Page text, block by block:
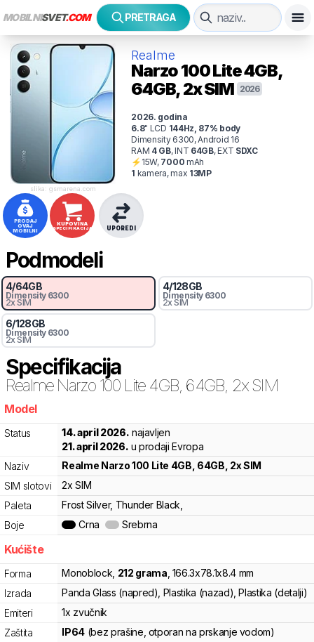
MOBILNISVET.COM PRETRAGA
slika: gsmarena.com
Realme
Narzo 100 Lite4GB,
64GB, 2x SIM
2026
2026. godina
6.8" LCD 144Hz 87% body
Dimensity 6300, Android 16
RAM 4GB,INT 64GB,EXT SDXC
⚡ 15W, 7000 mAh
1 kamera, max 13MP
PRODAJ
OVAJ
MOBILNI
KUPOVINA
SPECIFIKACIJA UPOREDI
Podmodeli
4/64GB
Dimensity 6300
2x SIM
4/128GB
Dimensity 6300
2x SIM
6/128GB
Dimensity 6300
2x SIM
Specifikacija
Realme Narzo 100 Lite 4GB, 64GB, 2x SIM
Model
Status 14. april 2026. najavljen
21. april 2026. u prodaji Evropa
Naziv
Realme Narzo 100 Lite 4GB, 64GB, 2x SIM
SIM slotovi
2x SIM
Paleta
Frost Silver, Thunder Black,
Boje
Crna Srebrna
Kućište
Forma Monoblock 212 grama 166.3x78.1x8.4mm
Izrada
Panda Glass (napred), Plastika (nazad), Plastika (detalji)
Emiteri
1x zvučnik
Zaštita
IP64 (bez prašine, otporan na prskanje vodom)